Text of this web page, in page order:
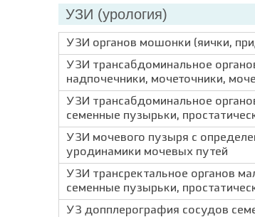
УЗИ (урология)
УЗИ органов мошонки (яички,
УЗИ трансабдоминальное
надпочечники, мочеточники,
УЗИ трансабдоминальное
семенные пузырьки,
УЗИ мочевого пузыря с
уродинамики мочевых путей
УЗИ трансректальное органов
семенные пузырьки,
УЗ допплерография сосудов